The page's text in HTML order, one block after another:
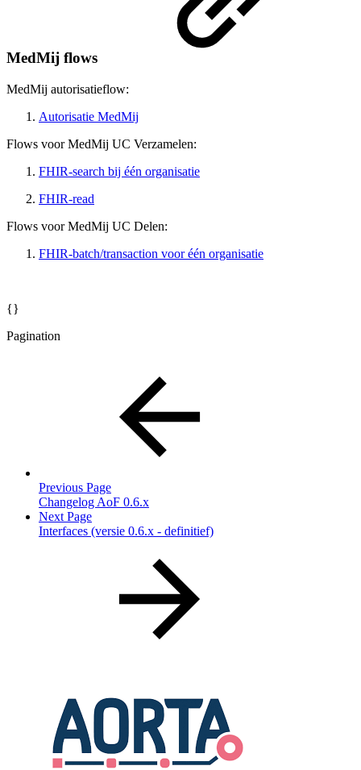
MedMij flows
MedMij autorisatieflow:
Autorisatie MedMij
Flows voor MedMij UC Verzamelen:
FHIR-search bij één organisatie
FHIR-read
Flows voor MedMij UC Delen:
FHIR-batch/transaction voor één organisatie
{}
Pagination
Previous Page
Changelog AoF 0.6.x
Next Page
Interfaces (versie 0.6.x - definitief)